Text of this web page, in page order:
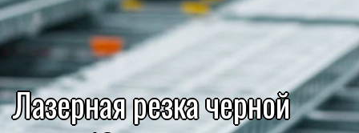
Лазерная резка черной